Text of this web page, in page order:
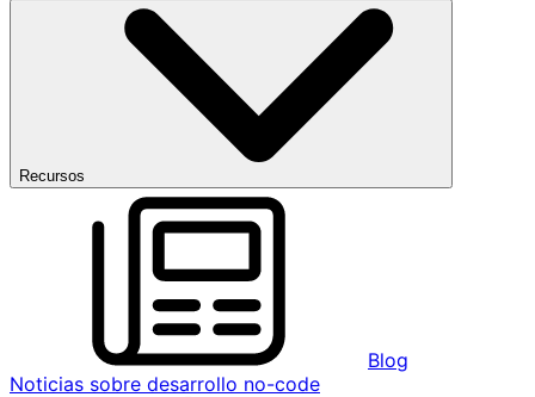
Recursos
Blog
Noticias sobre desarrollo no-code